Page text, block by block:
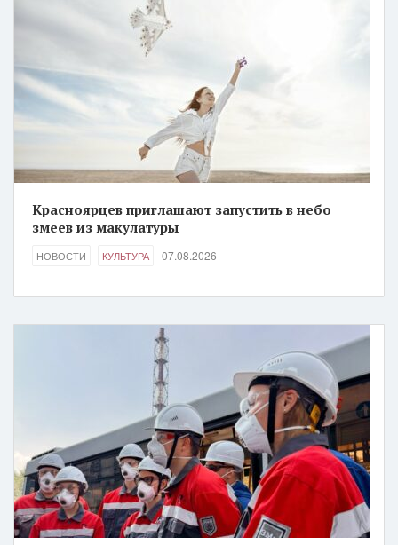
Красноярцев приглашают запустить в небо
змеев из макулатуры
НОВОСТИ КУЛЬТУРА 07.08.2026